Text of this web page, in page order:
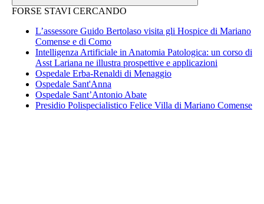
FORSE STAVI CERCANDO
L’assessore Guido Bertolaso visita gli Hospice di Mariano
Comense e di Como
Intelligenza Artificiale in Anatomia Patologica: un corso di
Asst Lariana ne illustra prospettive e applicazioni
Ospedale Erba-Renaldi di Menaggio
Ospedale Sant'Anna
Ospedale Sant’Antonio Abate
Presidio Polispecialistico Felice Villa di Mariano Comense